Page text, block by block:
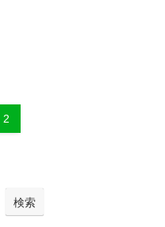
2
検索